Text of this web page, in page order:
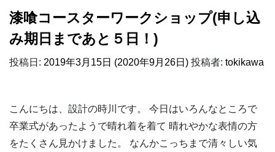
漆喰コースターワークショップ(申し込
み期日まであと５日！)
投稿日: 2019年3月15日 (2020年9月26日) 投稿者: tokikawa
こんにちは、設計の時川です。 今日はいろんなところで
卒業式があったようで晴れ着を着て 晴れやかな表情の方
をたくさん見かけました。 なんかこっちまで清々しい気